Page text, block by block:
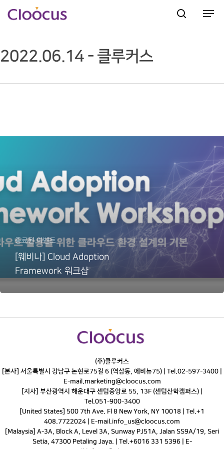
Hit enter to search or ESC to close
2022.06.14 - 클루커스
종료된 이벤트
[웨비나] Cloud Adoption
Framework 워크샵
(주)클루커스
[본사] 서울특별시 강남구 논현로75길 6 (역삼동, 에비뉴75) | Tel.02-597-3400
E-mail.marketing@cloocus.com
[지사] 부산광역시 해운대구 센텀중앙로 55, 13F (센텀산학캠퍼스) |
Tel.051-900-3400
[United States] 500 7th Ave. Fl 8 New York, NY 10018 | Tel.+1
408.7722024 | E-mail.info_us@cloocus.com
[Malaysia] A-3A, Block A, Level 3A, Sunway PJ51A, Jalan SS9A/19, Seri
Setia, 47300 Petaling Jaya. | Tel.+6016 331 5396 | E-